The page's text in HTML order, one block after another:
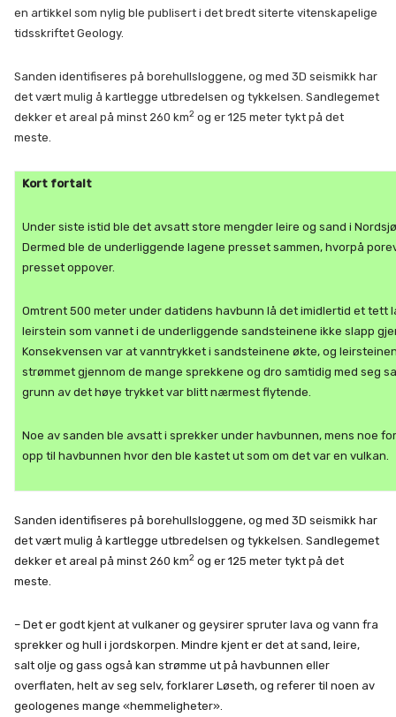
en artikkel som nylig ble publisert i det bredt siterte vitenskapelige
tidsskriftet Geology.
Sanden identifiseres på borehullsloggene, og med 3D seismikk har
det vært mulig å kartlegge utbredelsen og tykkelsen. Sandlegemet
dekker et areal på minst 260 km2 og er 125 meter tykt på det
meste.
Kort fortalt
Under siste istid ble det avsatt store mengder leire og sand i
Dermed ble de underliggende lagene presset sammen, hvorpå
presset oppover.
Omtrent 500 meter under datidens havbunn lå det imidlertid et tett
leirstein som vannet i de underliggende sandsteinene ikke slapp
Konsekvensen var at vanntrykket i sandsteinene økte, og
strømmet gjennom de mange sprekkene og dro samtidig med seg
grunn av det høye trykket var blitt nærmest flytende.
Noe av sanden ble avsatt i sprekker under havbunnen, mens noe
opp til havbunnen hvor den ble kastet ut som om det var en vulkan.
Sanden identifiseres på borehullsloggene, og med 3D seismikk har
det vært mulig å kartlegge utbredelsen og tykkelsen. Sandlegemet
dekker et areal på minst 260 km2 og er 125 meter tykt på det
meste.
– Det er godt kjent at vulkaner og geysirer spruter lava og vann fra
sprekker og hull i jordskorpen. Mindre kjent er det at sand, leire,
salt olje og gass også kan strømme ut på havbunnen eller
overflaten, helt av seg selv, forklarer Løseth, og referer til noen av
geologenes mange «hemmeligheter».